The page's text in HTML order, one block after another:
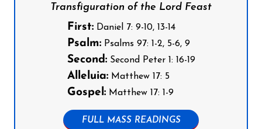
Transfiguration of the Lord Feast
First:Daniel 7: 9-10, 13-14
Psalm:Psalms 97: 1-2, 5-6, 9
Second:Second Peter 1: 16-19
Alleluia:Matthew 17: 5
Gospel:Matthew 17: 1-9
FULL MASS READINGS